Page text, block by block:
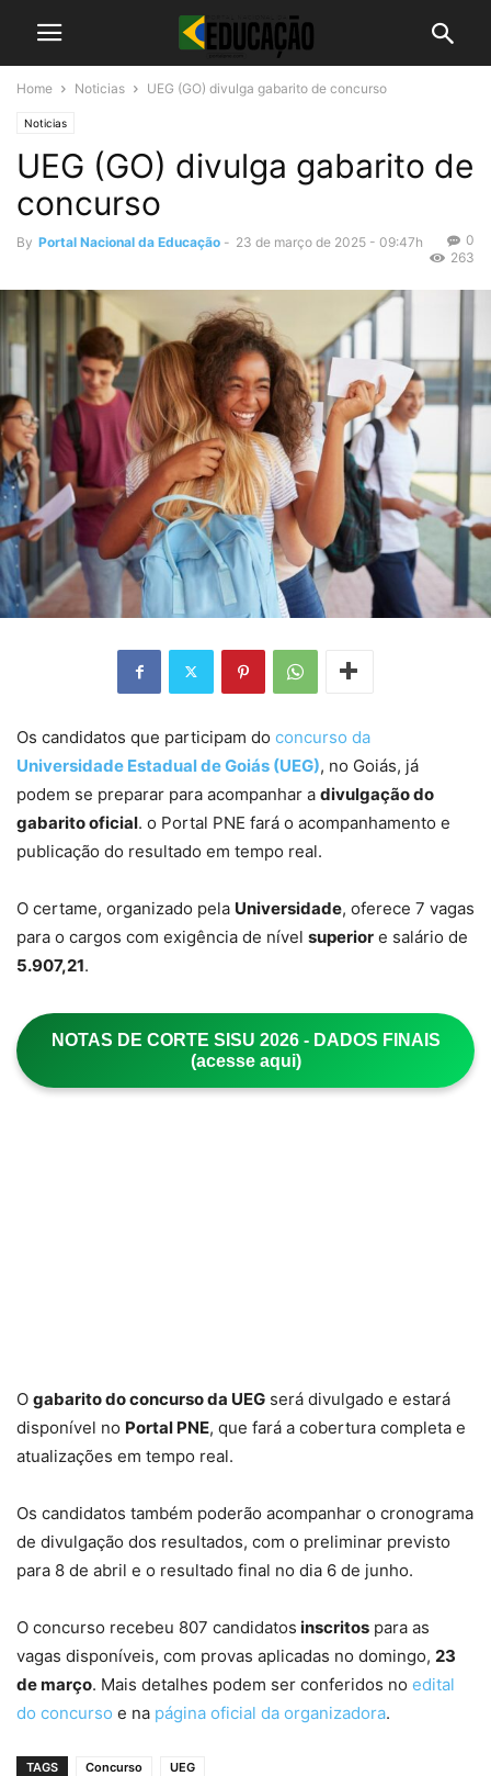
Home Noticias UEG (GO) divulga gabarito de concurso
Noticias
UEG (GO) divulga gabarito de
concurso
By Portal Nacional da Educação - 23 de março de 2025 - 09:47h
0
263
Os candidatos que participam do concurso da
Universidade Estadual de Goiás (UEG), no Goiás, já
podem se preparar para acompanhar a divulgação do
gabarito oficial. o Portal PNE fará o acompanhamento e
publicação do resultado em tempo real.
O certame, organizado pela Universidade, oferece 7 vagas
para o cargos com exigência de nível superior e salário de
5.907,21.
NOTAS DE CORTE SISU 2026 - DADOS FINAIS
(acesse aqui)
O gabarito do concurso da UEG será divulgado e estará
disponível no Portal PNE, que fará a cobertura completa e
atualizações em tempo real.
Os candidatos também poderão acompanhar o cronograma
de divulgação dos resultados, com o preliminar previsto
para 8 de abril e o resultado final no dia 6 de junho.
O concurso recebeu 807 candidatos inscritos para as
vagas disponíveis, com provas aplicadas no domingo, 23
de março. Mais detalhes podem ser conferidos no edital
do concurso e na página oficial da organizadora.
TAGS Concurso UEG